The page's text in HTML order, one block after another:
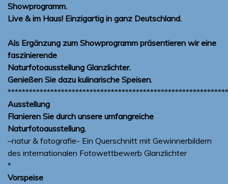
Showprogramm.
Live & im Haus! Einzigartig in ganz Deutschland.
Als Ergänzung zum Showprogramm präsentieren wir eine
faszinierende
Naturfotoausstellung Glanzlichter.
Genießen Sie dazu kulinarische Speisen.
Ausstellung
Flanieren Sie durch unsere umfangreiche
Naturfotoausstellung.
–natur & fotografie- Ein Querschnitt mit Gewinnerbildern
des internationalen Fotowettbewerb Glanzlichter
*
Vorspeise